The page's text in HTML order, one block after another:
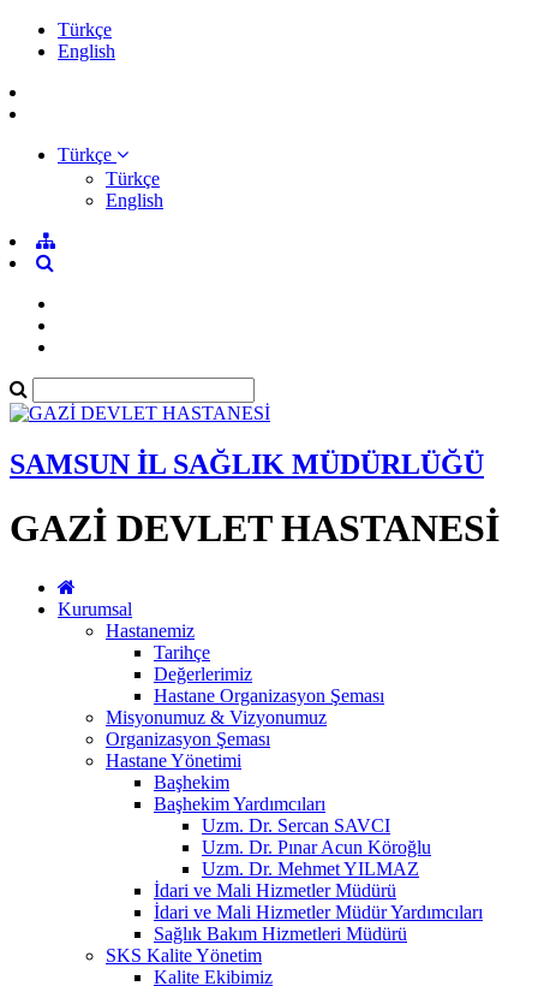
Türkçe
English
Türkçe
Türkçe
English
SAMSUN İL SAĞLIK MÜDÜRLÜĞÜ
GAZİ DEVLET HASTANESİ
Kurumsal
Hastanemiz
Tarihçe
Değerlerimiz
Hastane Organizasyon Şeması
Misyonumuz & Vizyonumuz
Organizasyon Şeması
Hastane Yönetimi
Başhekim
Başhekim Yardımcıları
Uzm. Dr. Sercan SAVCI
Uzm. Dr. Pınar Acun Köroğlu
Uzm. Dr. Mehmet YILMAZ
İdari ve Mali Hizmetler Müdürü
İdari ve Mali Hizmetler Müdür Yardımcıları
Sağlık Bakım Hizmetleri Müdürü
SKS Kalite Yönetim
Kalite Ekibimiz